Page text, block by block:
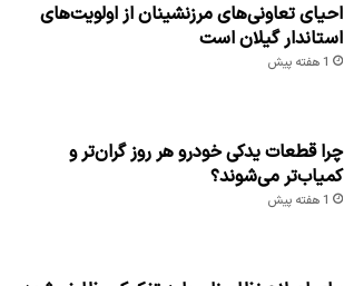
احیای تعاونی‌های مرزنشینان از اولویت‌های
استاندار گیلان است
1 هفته پیش
چرا قطعات یدکی خودرو هر روز گران‌تر و
کمیاب‌تر می‌شوند؟
1 هفته پیش